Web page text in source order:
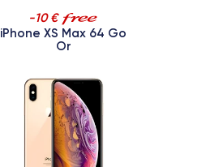
-10 €
iPhone XS Max 64 Go
Or